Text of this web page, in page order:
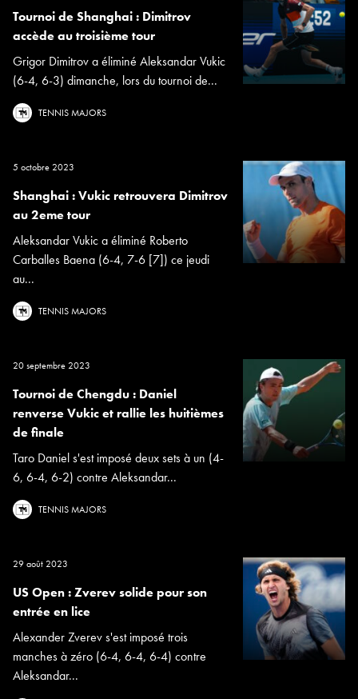
Tournoi de Shanghai : Dimitrov
accède au troisième tour
Grigor Dimitrov a éliminé Aleksandar Vukic
(6-4, 6-3) dimanche, lors du tournoi de...
TENNIS MAJORS
5 octobre 2023
Shanghai : Vukic retrouvera Dimitrov
au 2eme tour
Aleksandar Vukic a éliminé Roberto
Carballes Baena (6-4, 7-6 [7]) ce jeudi
au...
TENNIS MAJORS
20 septembre 2023
Tournoi de Chengdu : Daniel
renverse Vukic et rallie les huitièmes
de finale
Taro Daniel s'est imposé deux sets à un (4-
6, 6-4, 6-2) contre Aleksandar...
TENNIS MAJORS
29 août 2023
US Open : Zverev solide pour son
entrée en lice
Alexander Zverev s'est imposé trois
manches à zéro (6-4, 6-4, 6-4) contre
Aleksandar...